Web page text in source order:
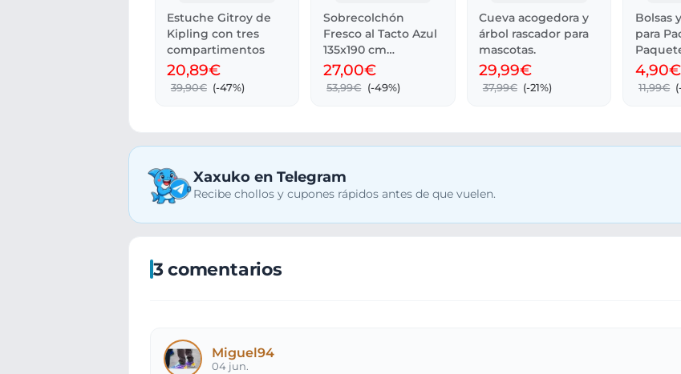
Estuche Gitroy de
Kipling con tres
compartimentos
20,89€
39,90€ (-47%)
Sobrecolchón
Fresco al Tacto Azul
135x190 cm
Transpirable
27,00€
53,99€ (-49%)
Cueva acogedora y
árbol rascador para
mascotas.
29,99€
37,99€ (-21%)
Bolsas
para
4,90€
11,99€
Xaxuko en Telegram
Recibe chollos y cupones rápidos antes de que vuelen.
3 comentarios
Miguel94
04 jun.